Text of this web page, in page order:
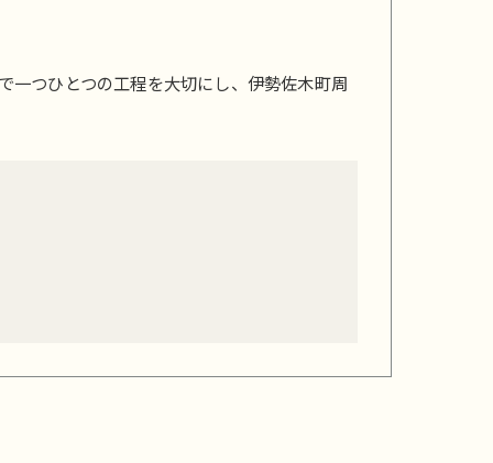
一つひとつの工程を大切にし、伊勢佐木町周